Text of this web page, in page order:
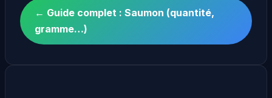
← Guide complet : Saumon (quantité,
gramme…)